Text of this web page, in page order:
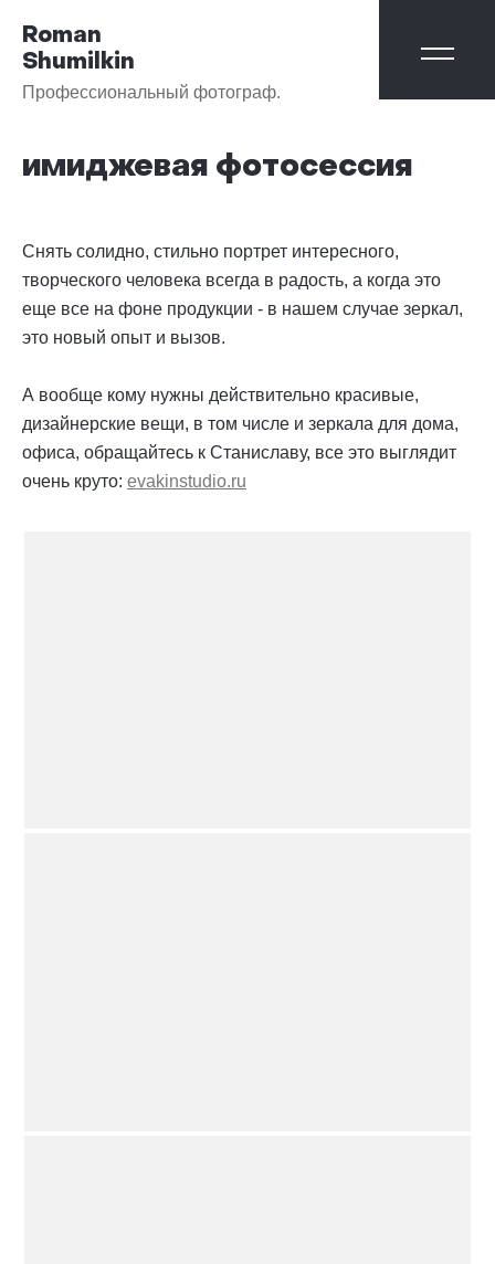
Roman
Shumilkin
Профессиональный фотограф.
имиджевая фотосессия
Снять солидно, стильно портрет интересного,
творческого человека всегда в радость, а когда это
еще все на фоне продукции - в нашем случае зеркал,
это новый опыт и вызов.
А вообще кому нужны действительно красивые,
дизайнерские вещи, в том числе и зеркала для дома,
офиса, обращайтесь к Станиславу, все это выглядит
очень круто: evakinstudio.ru